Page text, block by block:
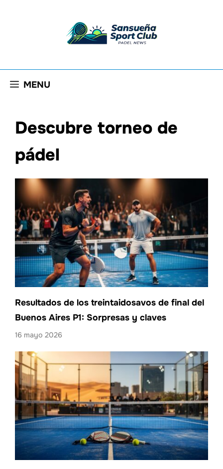
MENU
Descubre torneo de
pádel
Resultados de los treintaidosavos de final del
Buenos Aires P1: Sorpresas y claves
16 mayo 2026